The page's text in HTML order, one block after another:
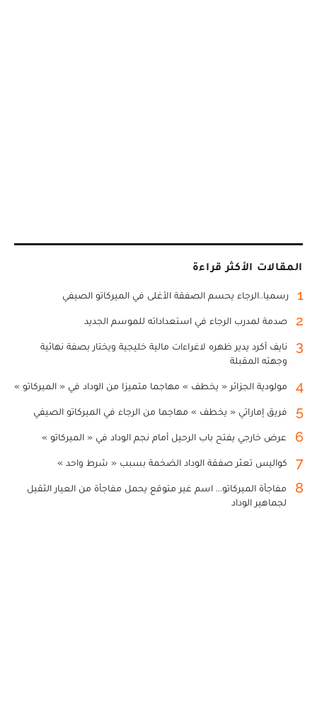
المقالات الأكثر قراءة
1 رسميا..الرجاء يحسم الصفقة الأغلى في الميركاتو الصيفي
2 صدمة لمدرب الرجاء في استعداداته للموسم الجديد
3
نايف أكرد يدير ظهره لاغراءات مالية خليجية ويختار بصفة نهائية
وجهته المقبلة
4 مولودية الجزائر « يخطف » مهاجما متميزا من الوداد في « الميركاتو »
5 فريق إماراتي « يخطف » مهاجما من الرجاء في الميركاتو الصيفي
6 عرض خارجي يفتح باب الرحيل أمام نجم الوداد في « الميركاتو »
7 كواليس تعثر صفقة الوداد الضخمة بسبب « شرط واحد »
8
مفاجأة الميركاتو... اسم غير متوقع يحمل مفاجأة من العيار الثقيل
لجماهير الوداد